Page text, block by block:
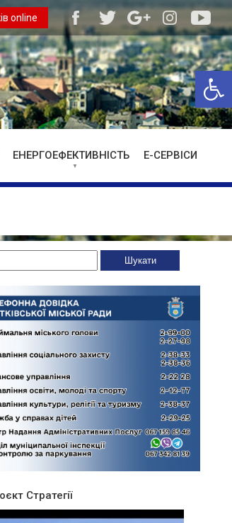
online
ЕНЕРГОЕФЕКТИВНІСТЬ Е-СЕРВІСИ
Стратегії